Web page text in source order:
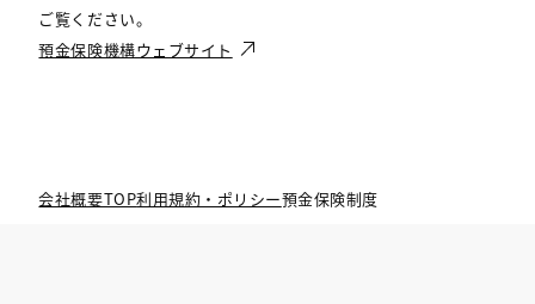
ご覧ください。
預金保険機構ウェブサイト
会社概要TOP利用規約・ポリシー預金保険制度